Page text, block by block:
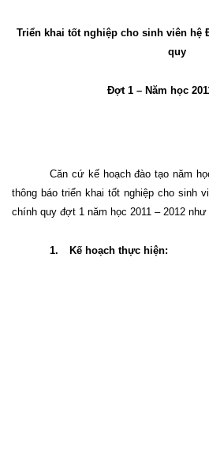
Triển khai tốt nghiệp cho sinh viên hệ
quy
Đợt 1 – Năm học
Căn cứ kế hoạch đào tạo năm
thông báo triển khai tốt nghiệp cho sinh
chính quy đợt 1 năm học 2011 – 2012 như
1. Kế hoạch thực hiện: